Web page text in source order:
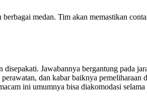
medan. Tim akan memastikan
Jawabannya bergantung pada
dan kabar baiknya pemeliharaan
ini umumnya bisa diakomodasi